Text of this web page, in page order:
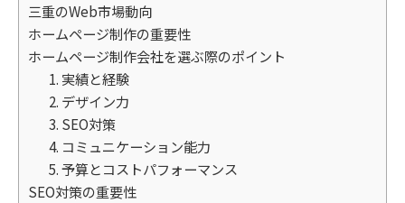
三重のWeb市場動向
ホームページ制作の重要性
ホームページ制作会社を選ぶ際のポイント
1. 実績と経験
2. デザイン力
3. SEO対策
4. コミュニケーション能力
5. 予算とコストパフォーマンス
SEO対策の重要性